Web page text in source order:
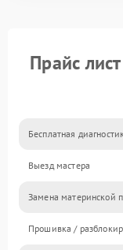
Прайс
Бесплатная
Выезд мастера
Замена материнской
Прошивка /